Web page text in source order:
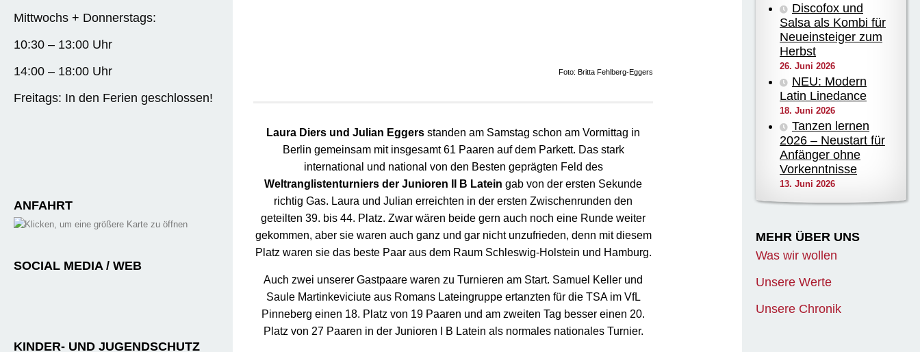
Foto: Britta Fehlberg-Eggers
Laura Diers und Julian Eggers standen am Samstag schon am Vormittag in
Berlin gemeinsam mit insgesamt 61 Paaren auf dem Parkett. Das stark
international und national von den Besten geprägten Feld des
Weltranglistenturniers der Junioren II B Latein gab von der ersten Sekunde
richtig Gas. Laura und Julian erreichten in der ersten Zwischenrunden den
geteilten 39. bis 44. Platz. Zwar wären beide gern auch noch eine Runde weiter
gekommen, aber sie waren auch ganz und gar nicht unzufrieden, denn mit diesem
Platz waren sie das beste Paar aus dem Raum Schleswig-Holstein und Hamburg.
Auch zwei unserer Gastpaare waren zu Turnieren am Start. Samuel Keller und
Saule Martinkeviciute aus Romans Lateingruppe ertanzten für die TSA im VfL
Pinneberg einen 18. Platz von 19 Paaren und am zweiten Tag besser einen 20.
Platz von 27 Paaren in der Junioren I B Latein als normales nationales Turnier.
Mittwochs + Donnerstags:
10:30 – 13:00 Uhr
14:00 – 18:00 Uhr
Freitags: In den Ferien geschlossen!
ANFAHRT
SOCIAL MEDIA / WEB
KINDER- UND JUGENDSCHUTZ
Discofox und
Salsa als Kombi für
Neueinsteiger zum
Herbst
26. Juni 2026
NEU: Modern
Latin Linedance
18. Juni 2026
Tanzen lernen
2026 – Neustart für
Anfänger ohne
Vorkenntnisse
13. Juni 2026
MEHR ÜBER UNS
Was wir wollen
Unsere Werte
Unsere Chronik